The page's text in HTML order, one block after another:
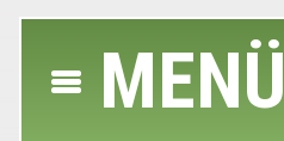
MENÜ